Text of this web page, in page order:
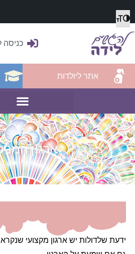
הפעל/כבה ניגודיות גבוהה
מתג גודל גופן
כניסה
אתר ליולדות
ארגון
ידעת שלדולות יש ארגון מקצועי